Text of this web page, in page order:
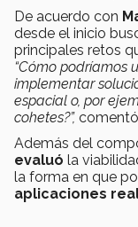
De acuerdo con
desde el inicio
principales retos
“Cómo podríamos
implementar
espacial o, por
cohetes?”,
Además del
evaluó la
la forma en que
aplicaciones